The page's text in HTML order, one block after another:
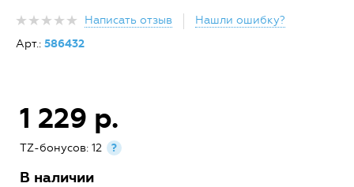
Написать отзыв
Нашли ошибку?
Арт.: 586432
1 229 р.
TZ-бонусов: 12 ?
В наличии